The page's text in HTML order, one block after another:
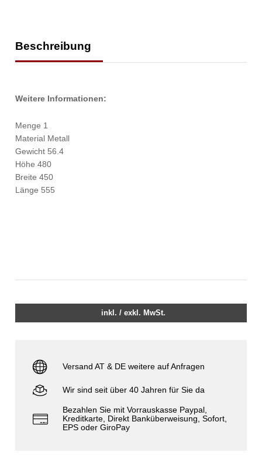
Beschreibung
Weitere Informationen:
Menge 1
Material Metall
Gewicht 56.4
Höhe 480
Breite 450
Länge 555
inkl. / exkl. MwSt.
Versand AT & DE weitere auf Anfragen
Wir sind seit über 40 Jahren für Sie da
Bezahlen Sie mit Vorrauskasse Paypal,
Kreditkarte, Direkt Banküberweisung, Sofort,
EPS oder GiroPay